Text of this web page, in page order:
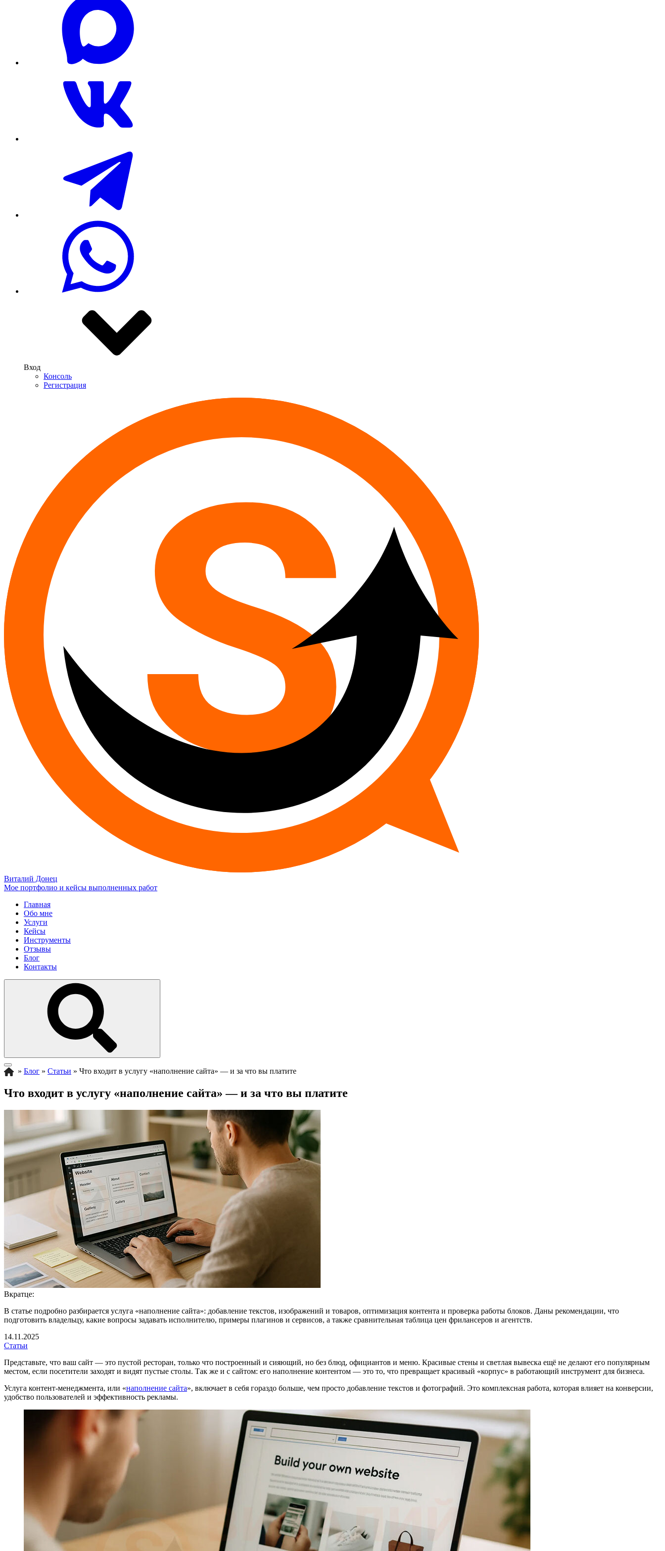
Вход
Консоль
Регистрация
Виталий Донец
Мое портфолио и кейсы выполненных работ
Главная
Обо мне
Услуги
Кейсы
Инструменты
Отзывы
Блог
Контакты
» Блог » Статьи » Что входит в услугу «наполнение сайта» — и за что вы платите
Что входит в услугу «наполнение сайта» — и за что вы платите
Вкратце:
В статье подробно разбирается услуга «наполнение сайта»: добавление текстов, изображений и товаров, оптимизация контента и проверка работы блоков. Даны рекомендации, что
подготовить владельцу, какие вопросы задавать исполнителю, примеры плагинов и сервисов, а также сравнительная таблица цен фрилансеров и агентств.
14.11.2025
Статьи
Представьте, что ваш сайт — это пустой ресторан, только что построенный и сияющий, но без блюд, официантов и меню. Красивые стены и светлая вывеска ещё не делают его популярным
местом, если посетители заходят и видят пустые столы. Так же и с сайтом: его наполнение контентом — это то, что превращает красивый «корпус» в работающий инструмент для бизнеса.
Услуга контент-менеджмента, или «наполнение сайта», включает в себя гораздо больше, чем просто добавление текстов и фотографий. Это комплексная работа, которая влияет на конверсии,
удобство пользователей и эффективность рекламы.